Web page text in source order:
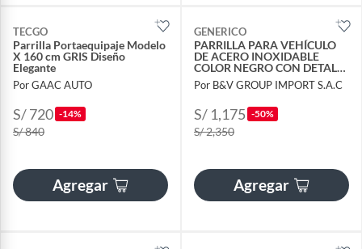
TECGO
Parrilla Portaequipaje Modelo
X 160 cm GRIS Diseño
Elegante
Por GAAC AUTO
S/ 720 -14%
S/ 840
Agregar
GENERICO
PARRILLA PARA VEHÍCULO
DE ACERO INOXIDABLE
COLOR NEGRO CON DETALLE
VERDE DE 160CM
Por B&V GROUP IMPORT S.A.C
S/ 1,175 -50%
S/ 2,350
Agregar